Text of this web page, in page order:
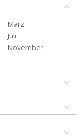
März
Juli
November